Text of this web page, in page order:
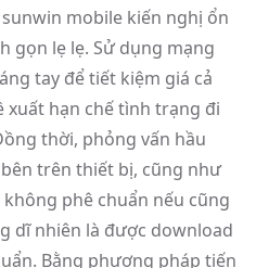
mobile kiến nghị ổn
gọn lẹ lẹ. Sử dụng mạng
tay để tiết kiệm giá cả
xuất hạn chế tình trạng đi
thời, phỏng vấn hầu
trên thiết bị, cũng như
phê chuẩn nếu cũng
dĩ nhiên là được download
Bằng phương pháp tiến